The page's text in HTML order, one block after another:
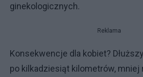
ginekologicznych.
Reklama
Konsekwencje dla kobiet?
po kilkadziesiąt kilometrów,